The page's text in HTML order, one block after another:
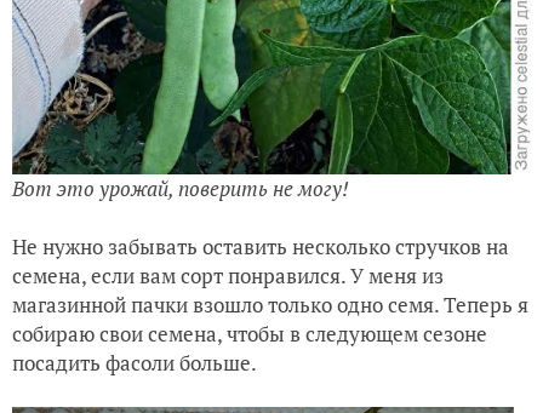
Вот это урожай, поверить не могу!
Не нужно забывать оставить несколько стручков на
семена, если вам сорт понравился. У меня из
магазинной пачки взошло только одно семя. Теперь я
собираю свои семена, чтобы в следующем сезоне
посадить фасоли больше.